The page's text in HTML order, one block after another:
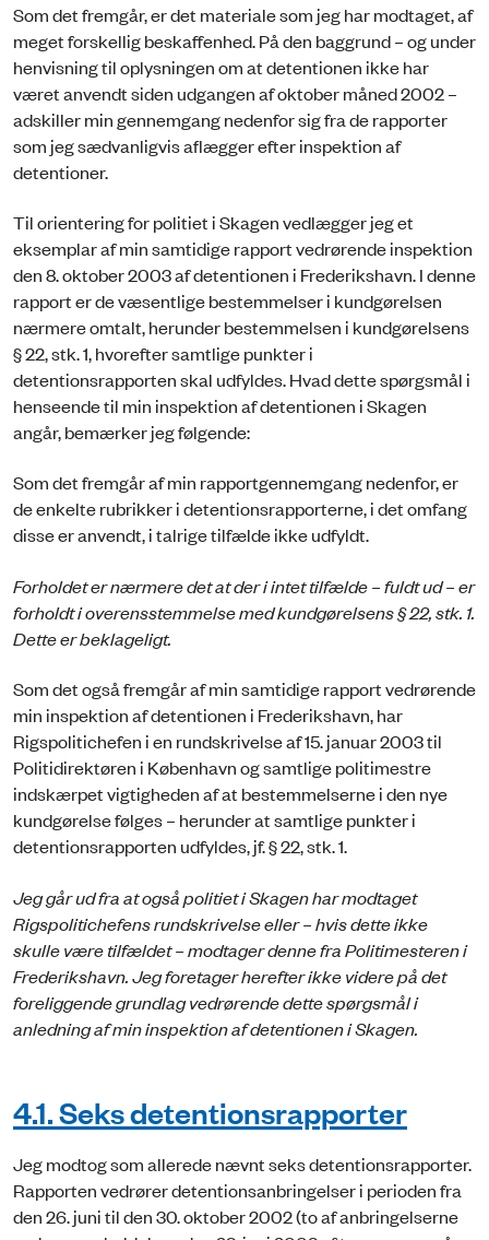
Som det fremgår, er det materiale som jeg har modtaget, af
meget forskellig beskaffenhed. På den baggrund – og under
henvisning til oplysningen om at detentionen ikke har
været anvendt siden udgangen af oktober måned 2002 –
adskiller min gennemgang nedenfor sig fra de rapporter
som jeg sædvanligvis aflægger efter inspektion af
detentioner.
Til orientering for politiet i Skagen vedlægger jeg et
eksemplar af min samtidige rapport vedrørende inspektion
den 8. oktober 2003 af detentionen i Frederikshavn. I denne
rapport er de væsentlige bestemmelser i kundgørelsen
nærmere omtalt, herunder bestemmelsen i kundgørelsens
§ 22, stk. 1, hvorefter samtlige punkter i
detentionsrapporten skal udfyldes. Hvad dette spørgsmål i
henseende til min inspektion af detentionen i Skagen
angår, bemærker jeg følgende:
Som det fremgår af min rapportgennemgang nedenfor, er
de enkelte rubrikker i detentionsrapporterne, i det omfang
disse er anvendt, i talrige tilfælde ikke udfyldt.
Forholdet er nærmere det at der i intet tilfælde – fuldt ud – er
forholdt i overensstemmelse med kundgørelsens § 22, stk. 1.
Dette er beklageligt.
Som det også fremgår af min samtidige rapport vedrørende
min inspektion af detentionen i Frederikshavn, har
Rigspolitichefen i en rundskrivelse af 15. januar 2003 til
Politidirektøren i København og samtlige politimestre
indskærpet vigtigheden af at bestemmelserne i den nye
kundgørelse følges – her­under at samtlige punkter i
detentionsrapporten udfyldes, jf. § 22, stk. 1.
Jeg går ud fra at også politiet i Skagen har modtaget
Rigspolitichefens rundskrivelse eller – hvis dette ikke
skulle være tilfældet – modtager denne fra Politimesteren i
Frederikshavn. Jeg foretager herefter ikke videre på det
foreliggende grundlag vedrørende dette spørgsmål i
anledning af min inspektion af detentionen i Skagen.
4.1. Seks detentionsrapporter
Jeg modtog som allerede nævnt seks detentionsrapporter.
Rapporten vedrører detentionsanbringelser i perioden fra
den 26. juni til den 30. oktober 2002 (to af anbringelserne